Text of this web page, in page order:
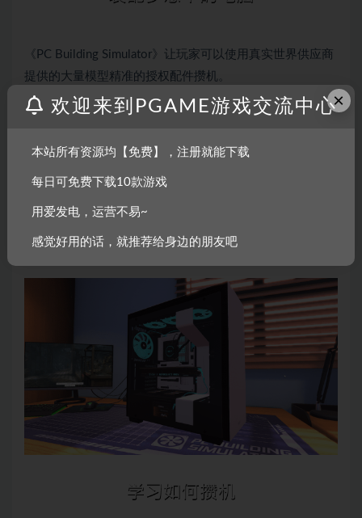
《PC Building Simulator》让玩家可以使用真实世界供应商
提供的大量模型精准的授权配件攒机。
如果没有预算限制，你能装配出什么样的终极电脑？
的 LED 和线缆颜色让它真正脱颖而出，同时展现自己的攒
完成后，启动电脑，看看它的跑分如何。对结果不满意？
进入 BIOS 界面，启动超频试试，看看是否能在不造成破坏
×
欢迎来到PGAME游戏交流中心
本站所有资源均【免费】，注册就能下载
每日可免费下载10款游戏
用爱发电，运营不易~
感觉好用的话，就推荐给身边的朋友吧